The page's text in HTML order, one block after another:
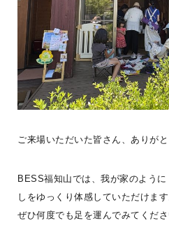
BESS藤沢
神奈川県藤沢市
fujisawa.bess.jp
ご来場いただいた皆さん、ありが
BESS福知山では、我が家のよう
しをゆっくり体感していただけます
ぜひ何度でも足を運んでみてくださ